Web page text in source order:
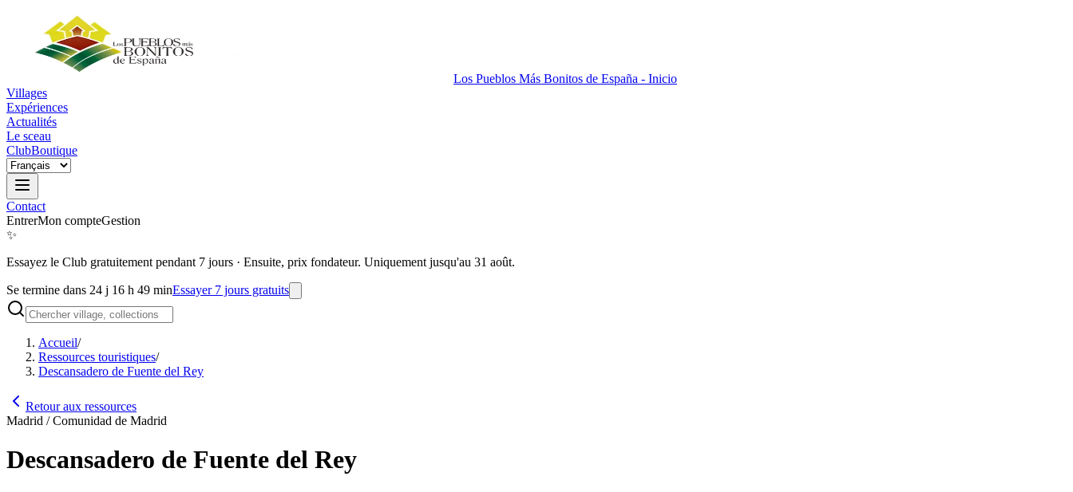
Los Pueblos Más Bonitos de España - Inicio
Villages
Expériences
Actualités
Le sceau
ClubBoutique
Contact
EntrerMon compteGestion
✨
Essayez le Club gratuitement pendant 7 jours · Ensuite, prix fondateur. Uniquement jusqu'au 31 août.
Se termine dans 24 j 16 h 49 minEssayer 7 jours gratuits
Accueil/
Ressources touristiques/
Descansadero de Fuente del Rey
Retour aux ressources
Madrid / Comunidad de Madrid
Descansadero de Fuente del Rey